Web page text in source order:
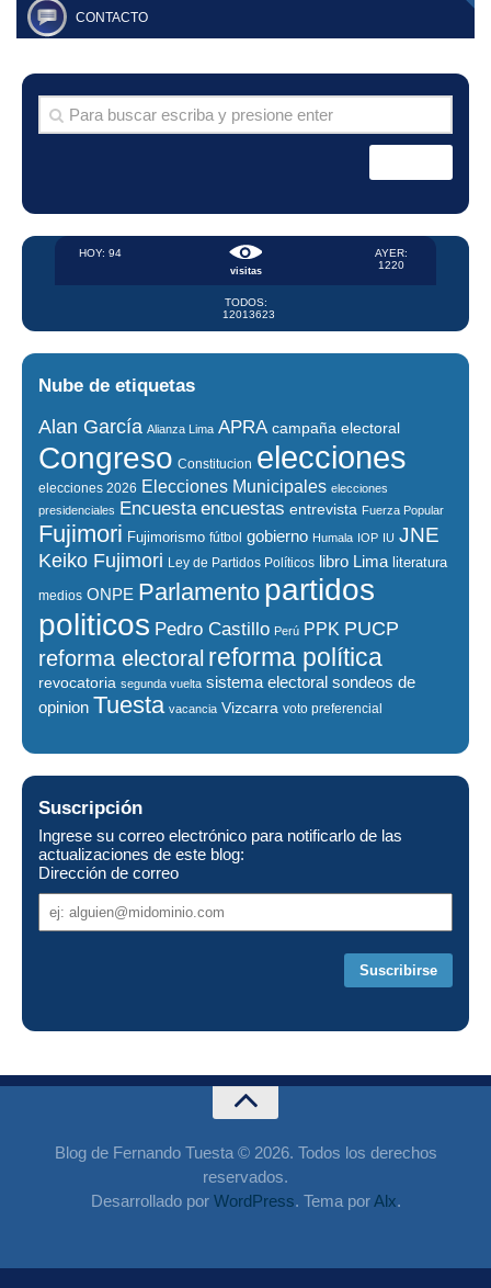
CONTACTO
visitas
HOY: 94
AYER:
1220
TODOS:
12013623
Nube de etiquetas
Alan García Alianza Lima APRA campaña electoral
Congreso Constitucion elecciones
elecciones 2026 Elecciones Municipales elecciones
presidenciales Encuesta encuestas entrevista Fuerza Popular
Fujimori Fujimorismo fútbol gobierno Humala IOP IU JNE
Keiko Fujimori Ley de Partidos Políticos libro Lima literatura
medios ONPE Parlamento partidos
politicos Pedro Castillo Perú PPK PUCP
reforma electoral reforma política
revocatoria segunda vuelta sistema electoral sondeos de
opinion Tuesta vacancia Vizcarra voto preferencial
Suscripción
Ingrese su correo electrónico para notificarlo de las
actualizaciones de este blog:
Dirección de correo
Dirección
de
Blog de Fernando Tuesta © 2026. Todos los derechos
reservados.
Desarrollado por WordPress. Tema porAlx.